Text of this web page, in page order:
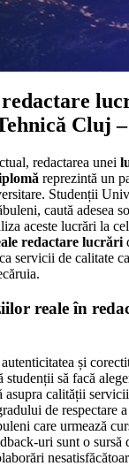
Cluj
redactarea unei
reprezintă un
Studenții
caută adesea
aceste lucrări la
redactare lucrări
servicii de calitate
reale în
și
studenții să facă
asupra calității
de respectare
care urmează
uri sunt o sursă